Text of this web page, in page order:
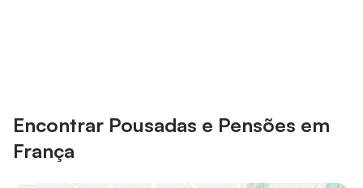
Encontrar Pousadas e Pensões em
França